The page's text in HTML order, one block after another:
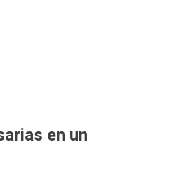
en un